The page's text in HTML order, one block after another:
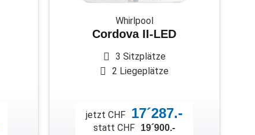
Whirlpool
Cordova II-LED
3 Sitzplätze
2 Liegeplätze
jetzt CHF 17´287.-
statt CHF 19´900.-